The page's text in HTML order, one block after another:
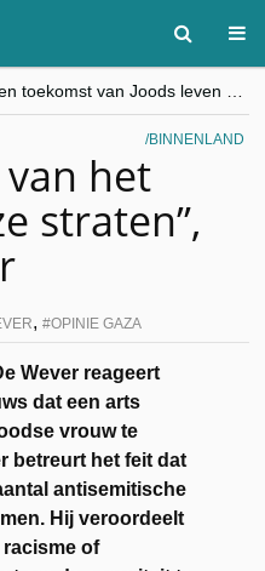
“Besnijdenisdebat toont hoe moeilijk seculiere Westen minderheden begrijpt”, Jinnih Beels (Vooruit)
CITYTRIP | ROEMENIË – Boekarest: de verrassing van Oost-Europa
BINNENLAND
het
straten”,
, OPINIE GAZA
Wever reageert
dat een arts
vrouw te
betreurt het feit dat
antisemitische
Hij veroordeelt
of